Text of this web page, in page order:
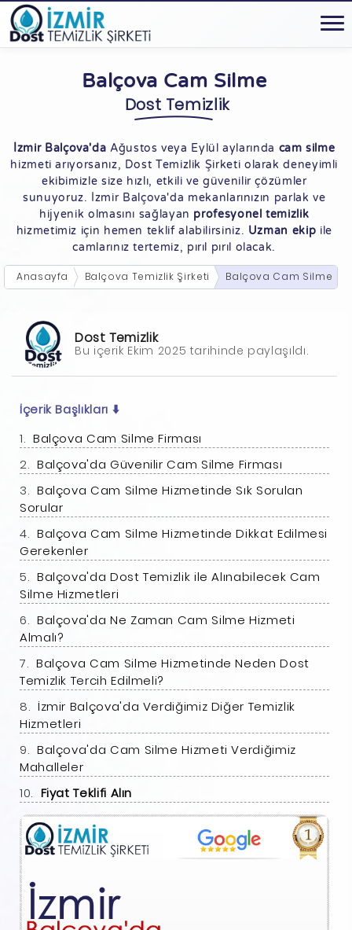
Balçova Cam Silme
Dost Temizlik
İzmir Balçova'da Ağustos veya Eylül aylarında cam silme
hizmeti arıyorsanız, Dost Temizlik Şirketi olarak deneyimli
ekibimizle size hızlı, etkili ve güvenilir çözümler
sunuyoruz. İzmir Balçova'da mekanlarınızın parlak ve
hijyenik olmasını sağlayan profesyonel temizlik
hizmetimiz için hemen teklif alabilirsiniz. Uzman ekip ile
camlarınız tertemiz, pırıl pırıl olacak.
Anasayfa Balçova Temizlik Şirketi Balçova Cam Silme
Dost Temizlik
Bu içerik Ekim 2025 tarihinde paylaşıldı.
İçerik Başlıkları ⬇️
Balçova Cam Silme Firması
Balçova'da Güvenilir Cam Silme Firması
Balçova Cam Silme Hizmetinde Sık Sorulan
Sorular
Balçova Cam Silme Hizmetinde Dikkat Edilmesi
Gerekenler
Balçova'da Dost Temizlik ile Alınabilecek Cam
Silme Hizmetleri
Balçova'da Ne Zaman Cam Silme Hizmeti
Almalı?
Balçova Cam Silme Hizmetinde Neden Dost
Temizlik Tercih Edilmeli?
İzmir Balçova'da Verdiğimiz Diğer Temizlik
Hizmetleri
Balçova'da Cam Silme Hizmeti Verdiğimiz
Mahalleler
Fiyat Teklifi Alın